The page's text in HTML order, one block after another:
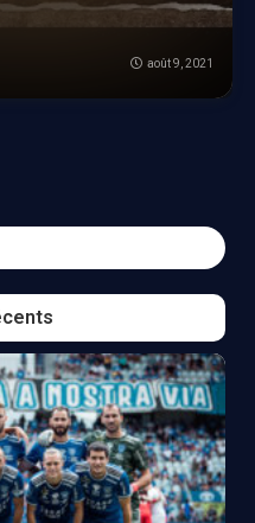
août 9, 2021